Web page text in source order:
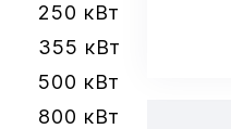
250 кВт
355 кВт
500 кВт
800 кВт